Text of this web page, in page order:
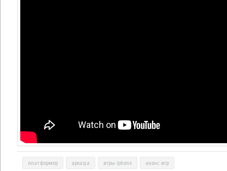
платформер аркада игры iphone анонс игр